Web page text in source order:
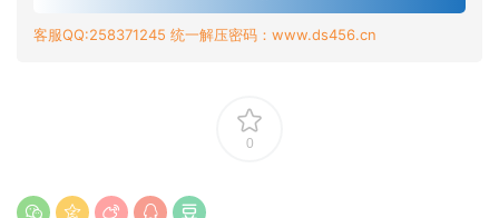
客服QQ:258371245 统一解压密码：www.ds456.cn
0